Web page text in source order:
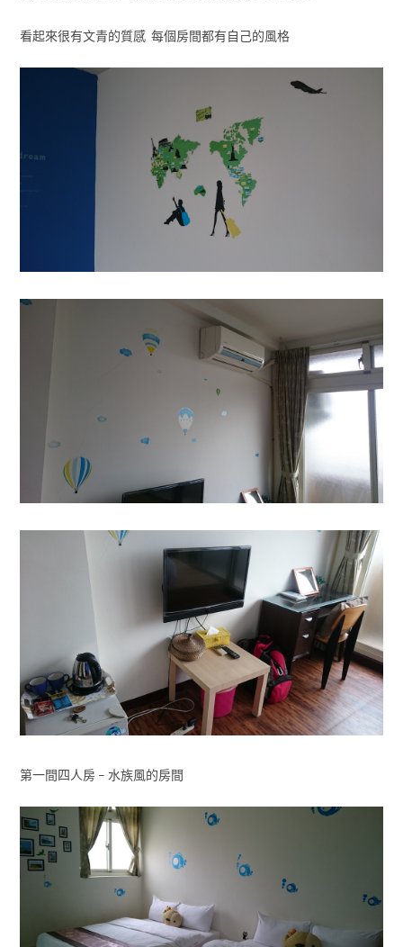
看起來很有文青的質感 每個房間都有自己的風格
第一間四人房 – 水族風的房間